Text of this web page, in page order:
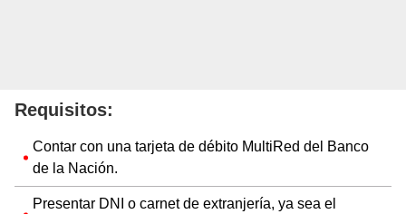
Requisitos:
Contar con una tarjeta de débito MultiRed del Banco
de la Nación.
Presentar DNI o carnet de extranjería, ya sea el